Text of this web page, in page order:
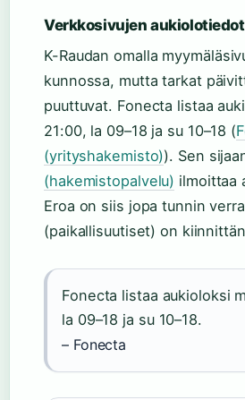
Verkkosivujen aukiolotiedot
K-Raudan omalla
kunnossa, mutta tarkat
puuttuvat. Fonecta listaa
21:00, la 09–18 ja su 10–18 (
(yrityshakemisto)). Sen
(hakemistopalvelu) ilmoittaa
Eroa on siis jopa tunnin
(paikallisuutiset) on
Fonecta listaa aukioloksi
la 09–18 ja su 10–18.
– Fonecta